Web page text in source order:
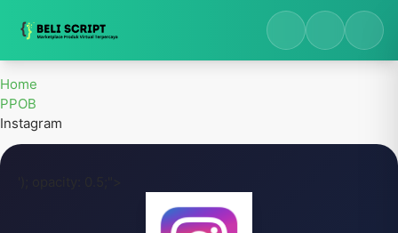
Home
PPOB
Instagram